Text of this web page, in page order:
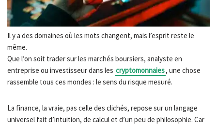
Il y a des domaines où les mots changent, mais l’esprit reste le
même.
Que l’on soit trader sur les marchés boursiers, analyste en
entreprise ou investisseur dans les cryptomonnaies, une chose
rassemble tous ces mondes : le sens du risque mesuré.
La finance, la vraie, pas celle des clichés, repose sur un langage
universel fait d’intuition, de calcul et d’un peu de philosophie. Car